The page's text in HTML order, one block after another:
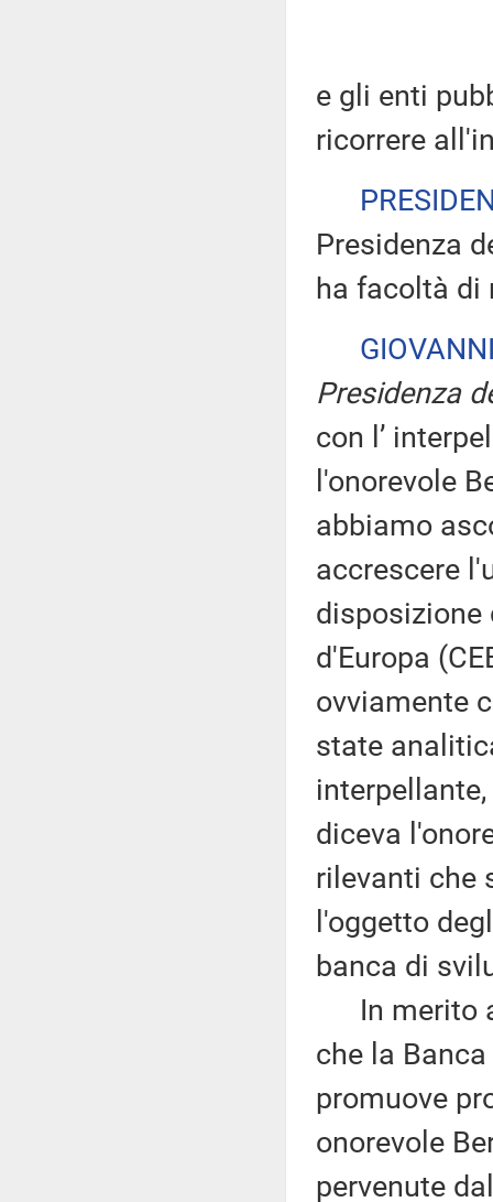
e gli enti
ricorrere
Presidenza
ha facoltà di
Presidenza
con l’
l'onorevole
abbiamo
accrescere
disposizione
d'Europa
ovviamente
state
diceva
rilevanti che
l'oggetto
banca di
In merito
che la
promuove
onorevole
pervenute